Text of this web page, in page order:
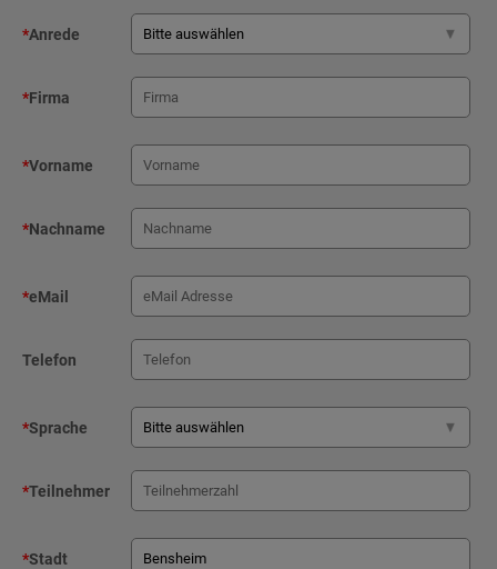
*Anrede
*Firma
*Vorname
*Nachname
*eMail
Telefon
*Sprache
*Teilnehmer
*Stadt